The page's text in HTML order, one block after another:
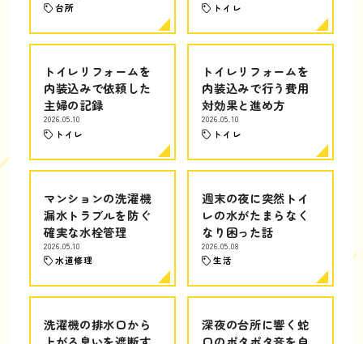
台所 トイレ
トイレリフォームを
内装込みで依頼した
主婦の記録
2026.05.10
トイレ
トイレリフォームを
内装込みで行う費用
対効果と進め方
2026.05.10
トイレ
マンションの洗濯機
漏水トラブルを防ぐ
確実な水栓管理
2026.05.10
水道修理
週末の夜に突然トイ
レの水がたまらなく
なり困った話
2026.05.08
生活
洗濯機の排水口から
深夜の台所に響く蛇